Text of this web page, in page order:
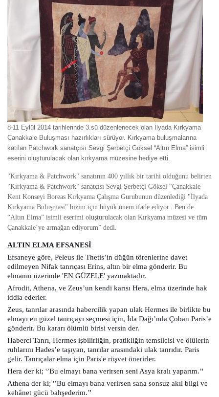
8-11 Eylül 2014 tarihlerinde 3.sü düzenlenecek olan İlyada Kırkyama
Çanakkale Buluşması hazırlıkları sürüyor. Kırkyama buluşmalarına
katılan Patchwork sanatçısı Sevgi Şerbetçi Göksel “Altın Elma” isimli
eserini oluşturulacak olan kırkyama müzesine hediye etti.
"Kırkyama & Patchwork" sanatının 400 yıllık bir tarihi olduğunu belirten
"Kırkyama & Patchwork" sanatçısı Sevgi Şerbetçi Göksel “Çanakkale
Kent Konseyi Boreas Kırkyama Çalışma Gurubunun düzenlediği "İlyada
Kırkyama Buluşması" bizim için büyük önem ifade ediyor. Ben de
“Altın Elma” isimli eserimi oluşturulacak olan Kırkyama müzesi ve tüm
Çanakkale’ye armağan ediyorum” dedi.
ALTIN ELMA EFSANESİ
Efsaneye göre, Peleus ile Thetis’in düğün törenlerine davet
edilmeyen Nifak tanrıçası Erins, altın bir elma gönderir. Bu
elmanın üzerinde 'EN GÜZELE' yazmaktadır.
Afrodit, Athena, ve Zeus’un kendi karısı Hera, elma üzerinde hak
iddia ederler.
Zeus, tanrılar arasında habercilik yapan ulak Hermes ile birlikte bu
elmayı en güzel tanrıçayı seçmesi için, İda Dağı’nda Çoban Paris’e
gönderir. Bu kararı ölümlü birisi versin der.
Haberci Tanrı, Hermes işbilirliğin, pratikliğin temsilcisi ve ölülerin
ruhlarını Hades’e taşıyan, tanrılar arasındaki ulak tanrıdır. Paris
gelir. Tanrıçalar elma için Paris'e rüşvet önerirler.
Hera der ki; '’Bu elmayı bana verirsen seni Asya kralı yaparım.’'
Athena der ki; '’Bu elmayı bana verirsen sana sonsuz akıl bilgi ve
kehânet gücü bahşederim.’'